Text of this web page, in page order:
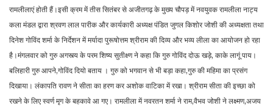
रामलीलाएं होती हैं।इसी क्रम में तीस सितंबर से अजीतगढ़ के मुख्य चौपड़ में नवयुवक रामलीला नाट्य
कला मंडल द्वारा श्रवण लाल पारीक और कार्यकारी अध्यक्ष पंडित जुगल किशोर जोशी की अध्यक्षता तथा
दिनेश गोविंद शर्मा के निर्देशन में मर्यादा पुरूषोत्तम श्रीराम की दिव्य और भव्य लीला का आयोजन हो रहा
है।मंगलवार को गुरु अगस्त्य के परम शिष्य सुतीक्ष्ण ने कहा कि गुरु गोविंद दोऊ खड़े, काके लागूं पाय।
बलिहारी गुरु आपने,गोविंद दियो बताय । गुरु को भगवान से भी बड़ा कहा,गुरु की महिमा का प्रसंग
दिखाया। लंकापति रावण ने सीता का हरण कर अशोक वाटिका में रखा। श्रीराम सीता की इच्छा को
रखने के लिए स्वर्ण मृग के बहकावे आ गए। रामलीला में नवरतन शर्मा ने राम,वैभव जोशी ने लक्ष्मण,अजय